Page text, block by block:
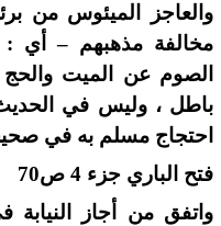
والعاجز الميئوس من
مخالفة مذهبهم – أي :
الصوم عن الميت
باطل ، وليس في
احتجاج مسلم به في
فتح الباري جزء 4 ص70
واتفق من أجاز